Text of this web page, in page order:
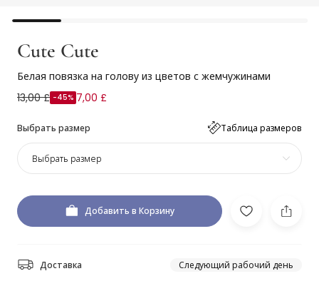
Cute Cute
Белая повязка на голову из цветов с жемчужинами
13,00 £ -45% 7,00 £
Выбрать размер Таблица размеров
Выбрать размер
Добавить в Корзину
Доставка Следующий рабочий день